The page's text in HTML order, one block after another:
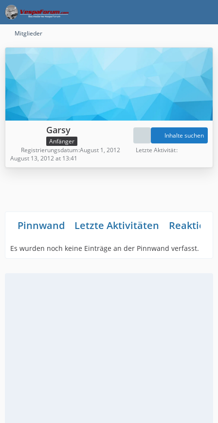
Mitglieder
Garsy
Anfänger
Inhalte suchen
Registrierungsdatum August 1, 2012
Letzte Aktivität
August 13, 2012 at 13:41
Pinnwand Letzte Aktivitäten
Es wurden noch keine Einträge an der Pinnwand verfasst.